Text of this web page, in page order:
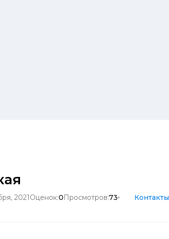
2021Оценок:0Просмотров:73 Контакты